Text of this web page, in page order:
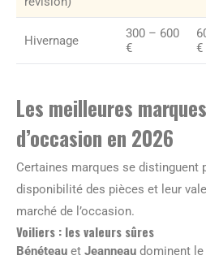
Hivernage
300 – 600
€
€
Les meilleures
d’occasion en 2026
Certaines marques se distinguent
disponibilité des pièces et leur
marché de l’occasion.
Voiliers : les valeurs sûres
Bénéteau et Jeanneau dominent